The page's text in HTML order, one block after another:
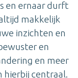
en ernaar durft
makkelijk
inzichten en
en
en meer
hierbij centraal.